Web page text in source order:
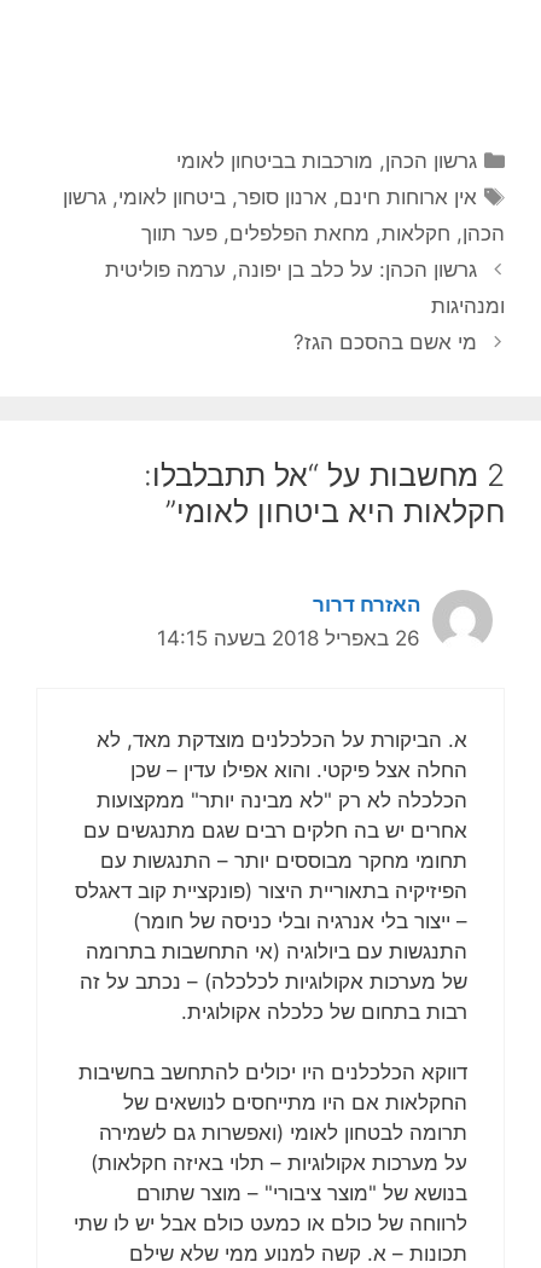
קטגוריות
גרשון הכהן, מורכבות בביטחון לאומי
תגיות
אין ארוחות חינם, ארנון סופר,ביטחון לאומי,גרשון
הכהן, חקלאות, מחאת הפלפלים, פער תווך
גרשון הכהן: על כלב בן יפונה, ערמה פוליטית
ומנהיגות
מי אשם בהסכם הגז?
2 מחשבות על “אל תתבלבלו:
חקלאות היא ביטחון לאומי”
האזרח דרור
26 באפריל 2018 בשעה 14:15
א. הביקורת על הכלכלנים מוצדקת מאד, לא
החלה אצל פיקטי. והוא אפילו עדין – שכן
הכלכלה לא רק "לא מבינה יותר" ממקצועות
אחרים יש בה חלקים רבים שגם מתנגשים עם
תחומי מחקר מבוססים יותר – התנגשות עם
הפיזיקיה בתאוריית היצור (פונקציית קוב דאגלס
– ייצור בלי אנרגיה ובלי כניסה של חומר)
התנגשות עם ביולוגיה (אי התחשבות בתרומה
של מערכות אקולוגיות לכלכלה) – נכתב על זה
רבות בתחום של כלכלה אקולוגית.
דווקא הכלכלנים היו יכולים להתחשב בחשיבות
החקלאות אם היו מתייחסים לנושאים של
תרומה לבטחון לאומי (ואפשרות גם לשמירה
על מערכות אקולוגיות – תלוי באיזה חקלאות)
בנושא של "מוצר ציבורי" – מוצר שתורם
לרווחה של כולם או כמעט כולם אבל יש לו שתי
תכונות – א. קשה למנוע ממי שלא שילם